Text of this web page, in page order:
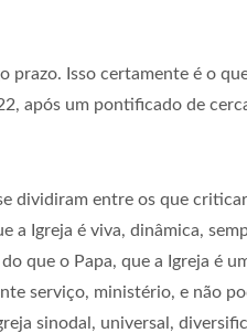
Isso certamente é o
após um pontificado de
dividiram entre os que
a Igreja é viva, dinâmica,
que o Papa, que a Igreja é
serviço, ministério, e não
sinodal, universal,